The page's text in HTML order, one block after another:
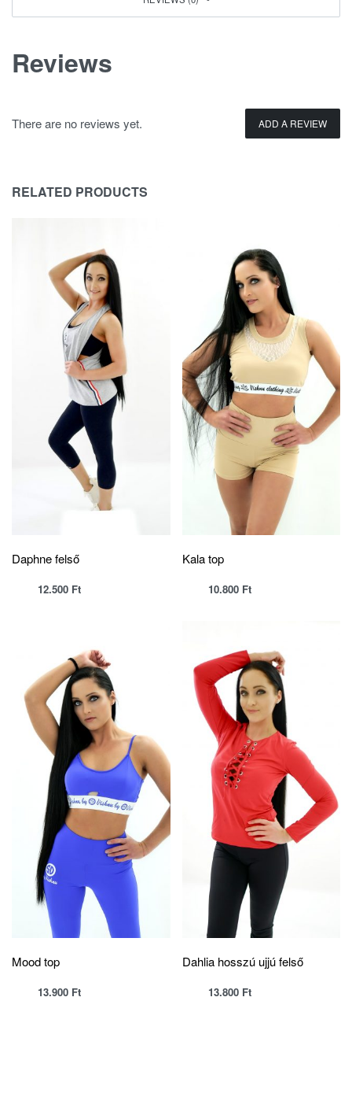
Reviews
There are no reviews yet. ADD A REVIEW
RELATED PRODUCTS
Daphne felső
12.500 Ft
Kala top
10.800 Ft
Mood top
13.900 Ft
Dahlia hosszú ujjú felső
13.800 Ft